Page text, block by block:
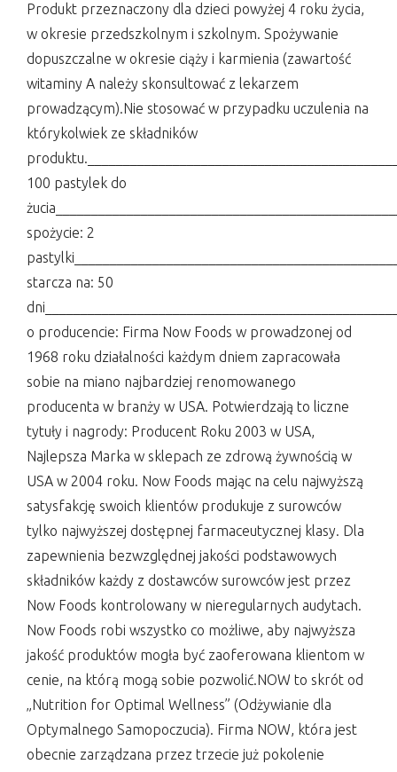
Produkt przeznaczony dla dzieci powyżej 4 roku życia,
w okresie przedszkolnym i szkolnym. Spożywanie
dopuszczalne w okresie ciąży i karmienia (zawartość
witaminy A należy skonsultować z lekarzem
prowadzącym).Nie stosować w przypadku uczulenia na
którykolwiek ze składników
100 pastylek do
spożycie: 2
starcza na: 50
o producencie: Firma Now Foods w prowadzonej od
1968 roku działalności każdym dniem zapracowała
sobie na miano najbardziej renomowanego
producenta w branży w USA. Potwierdzają to liczne
tytuły i nagrody: Producent Roku 2003 w USA,
Najlepsza Marka w sklepach ze zdrową żywnością w
USA w 2004 roku. Now Foods mając na celu najwyższą
satysfakcję swoich klientów produkuje z surowców
tylko najwyższej dostępnej farmaceutycznej klasy. Dla
zapewnienia bezwzględnej jakości podstawowych
składników każdy z dostawców surowców jest przez
Now Foods kontrolowany w nieregularnych audytach.
Now Foods robi wszystko co możliwe, aby najwyższa
jakość produktów mogła być zaoferowana klientom w
cenie, na którą mogą sobie pozwolić.NOW to skrót od
„Nutrition for Optimal Wellness” (Odżywianie dla
Optymalnego Samopoczucia). Firma NOW, która jest
obecnie zarządzana przez trzecie już pokolenie